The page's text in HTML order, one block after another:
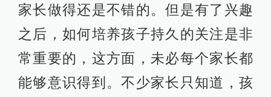
家长做得还是不错的。但是有了兴趣
之后，如何培养孩子持久的关注是非
常重要的，这方面，未必每个家长都
能够意识得到。不少家长只知道，孩